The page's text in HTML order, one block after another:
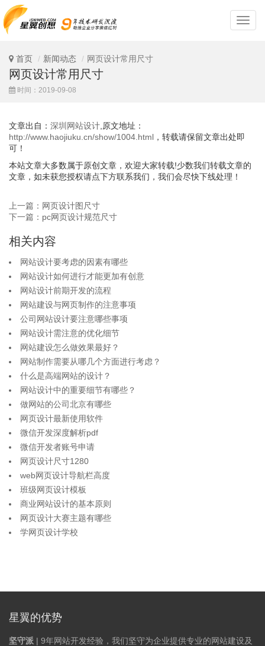
深
圳
首页 新闻动态 网页设计常用尺寸
网页设计常用尺寸
时间：2019-09-08
文章出自： 深圳网站设计 ,原文地址：
http://www.haojiuku.cn/show/1004.html ，转载请保留文章出处即
可！
本站文章大多数属于原创文章，欢迎大家转载!少数我们转载文章的
文章，如未获您授权请点下方联系我们，我们会尽快下线处理！
上一篇：网页设计图尺寸
下一篇：pc网页设计规范尺寸
相关内容
网站设计要考虑的因素有哪些
网站设计如何进行才能更加有创意
网站设计前期开发的流程
网站建设与网页制作的注意事项
公司网站设计要注意哪些事项
网站设计需注意的优化细节
网站建设怎么做效果最好？
网站制作需要从哪几个方面进行考虑？
什么是高端网站的设计？
网站设计中的重要细节有哪些？
做网站的公司北京有哪些
网页设计最新使用软件
微信开发深度解析pdf
微信开发者账号申请
网页设计尺寸1280
web网页设计导航栏高度
班级网页设计模板
商业网站设计的基本原则
网页设计大赛主题有哪些
学网页设计学校
星翼的优势
坚守派 | 9年网站开发经验，我们坚守为企业提供专业的网站建设及